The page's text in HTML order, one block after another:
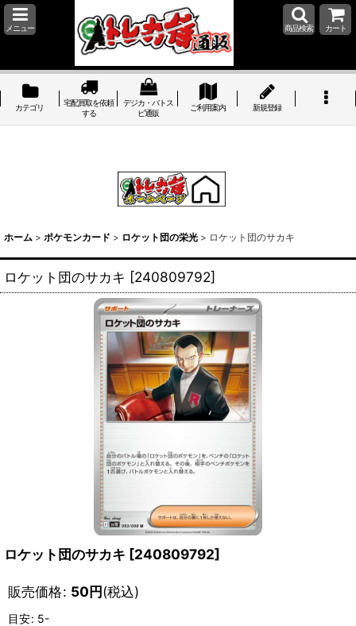
メニュー 商品検索 カート
カテゴリ
宅配買取を依頼
する
デジカ・バトス
ピ通販
ご利用案内 新規登録
ホーム > ポケモンカード > ロケット団の栄光 > ロケット団のサカキ
ロケット団のサカキ [240809792]
ロケット団のサカキ [240809792]
販売価格: 50円(税込)
目安: 5-